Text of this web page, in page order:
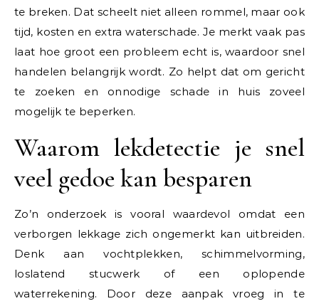
te breken. Dat scheelt niet alleen rommel, maar ook
tijd, kosten en extra waterschade. Je merkt vaak pas
laat hoe groot een probleem echt is, waardoor snel
handelen belangrijk wordt. Zo helpt dat om gericht
te zoeken en onnodige schade in huis zoveel
mogelijk te beperken.
Waarom lekdetectie je snel
veel gedoe kan besparen
Zo’n onderzoek is vooral waardevol omdat een
verborgen lekkage zich ongemerkt kan uitbreiden.
Denk aan vochtplekken, schimmelvorming,
loslatend stucwerk of een oplopende
waterrekening. Door deze aanpak vroeg in te